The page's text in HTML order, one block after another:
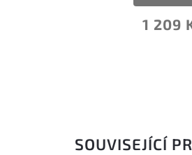
SOUVISEJÍCÍ